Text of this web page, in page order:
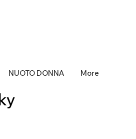
NUOTO DONNA More